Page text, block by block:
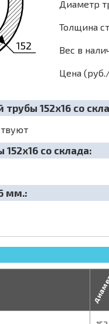
152
Диаметр
Толщина
Вес в
Цена
152х16 со
со склада:
мм.: